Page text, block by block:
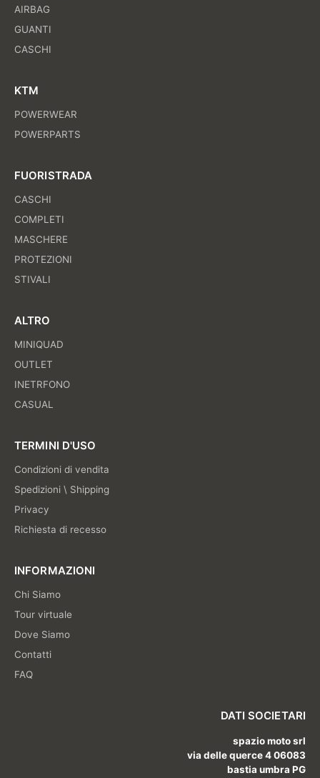
AIRBAG
GUANTI
CASCHI
KTM
POWERWEAR
POWERPARTS
FUORISTRADA
CASCHI
COMPLETI
MASCHERE
PROTEZIONI
STIVALI
ALTRO
MINIQUAD
OUTLET
INETRFONO
CASUAL
TERMINI D'USO
Condizioni di vendita
Spedizioni \ Shipping
Privacy
Richiesta di recesso
INFORMAZIONI
Chi Siamo
Tour virtuale
Dove Siamo
Contatti
FAQ
DATI SOCIETARI
spazio moto srl
via delle querce 4 06083
bastia umbra PG